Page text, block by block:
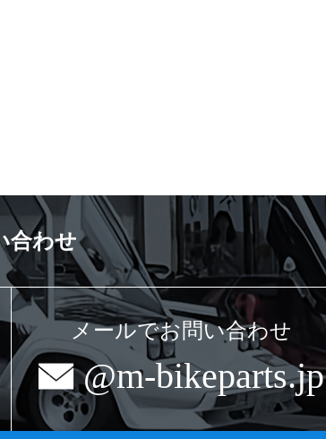
合わせ
メールでお問い合わせ
@m-bikeparts.jp